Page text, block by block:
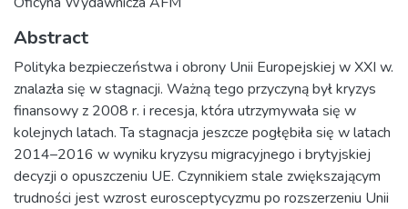
Abstract
Polityka bezpieczeństwa i obrony Unii Europejskiej w XXI w.
znalazła się w stagnacji. Ważną tego przyczyną był kryzys
finansowy z 2008 r. i recesja, która utrzymywała się w
kolejnych latach. Ta stagnacja jeszcze pogłębiła się w latach
2014–2016 w wyniku kryzysu migracyjnego i brytyjskiej
decyzji o opuszczeniu UE. Czynnikiem stale zwiększającym
trudności jest wzrost eurosceptycyzmu po rozszerzeniu Unii